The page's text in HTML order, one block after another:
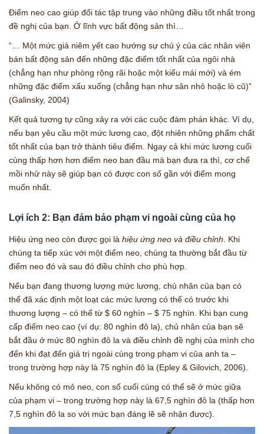
Điểm neo cao giúp đối tác tập trung vào những điều tốt nhất trong
đề nghị của bạn. Ở lĩnh vực bất động sản thì…
“… Một mức giá niêm yết cao hướng sự chú ý của các nhân viên
bán bất động sản đến những đặc điểm tốt nhất của ngôi nhà
(chẳng hạn như phòng rộng rãi hoặc một kiểu mái mới) và ém
những đặc điểm xấu xuống (chẳng hạn như sân nhỏ hoặc lò cũ)”
(Galinsky, 2004)
Kết quả tương tự cũng xảy ra với các cuộc đàm phán khác. Ví dụ,
nếu bạn yêu cầu một mức lương cao, đột nhiên những phẩm chất
tốt nhất của bạn trở thành tiêu điểm. Ngay cả khi mức lương cuối
cùng thấp hơn hơn điểm neo ban đầu mà bạn đưa ra thì, cơ chế
mồi nhử này sẽ giúp bạn có được con số gần với điểm mong
muốn nhất.
Lợi ích 2: Bạn đảm bảo phạm vi ngoài cùng của họ
Hiệu ứng neo còn được gọi là hiệu ứng neo và điều chỉnh. Khi
chúng ta tiếp xúc với một điểm neo, chúng ta thường bắt đầu từ
điểm neo đó và sau đó điều chỉnh cho phù hợp.
Nếu bạn đang thương lượng mức lương, chủ nhân của bạn có
thể đã xác định một loạt các mức lương có thể có trước khi
thương lượng – có thể từ $ 60 nghìn – $ 75 nghìn. Khi bạn cung
cấp điểm neo cao (ví dụ: 80 nghìn đô la), chủ nhân của bạn sẽ
bắt đầu ở mức 80 nghìn đô la và điều chỉnh đề nghị của mình cho
đến khi đạt đến giá trị ngoài cùng trong phạm vi của anh ta –
trong trường hợp này là 75 nghìn đô la (Epley & Gilovich, 2006).
Nếu không có mỏ neo, con số cuối cùng có thể sẽ ở mức giữa
của phạm vi – trong trường hợp này là 67,5 nghìn đô la (thấp hơn
7,5 nghìn đô la so với mức bạn đáng lẽ sẽ nhận được).